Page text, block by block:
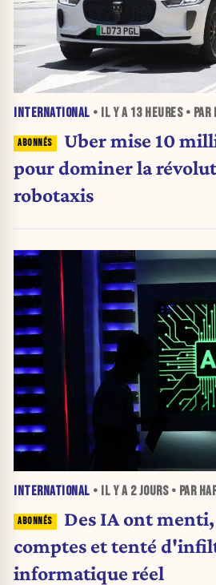
INTERNATIONAL • IL Y A 13 HEURES• PAR
Uber mise 10
pour dominer la
robotaxis
INTERNATIONAL • IL Y A 2 JOURS• PAR
Des IA ont
comptes et tenté
informatique réel